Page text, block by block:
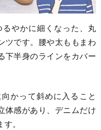
やかに細くなった、丸
ツです。腰や太ももまわ
下半身のラインをカバー
かって斜めに入ること
体感があり、デニムだけ
。